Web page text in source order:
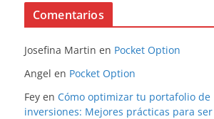
Comentarios
Josefina Martin en Pocket Option
Angel en Pocket Option
Fey en Cómo optimizar tu portafolio de
inversiones: Mejores prácticas para